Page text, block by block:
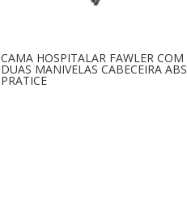
CAMA HOSPITALAR FAWLER COM
DUAS MANIVELAS CABECEIRA ABS
PRATICE